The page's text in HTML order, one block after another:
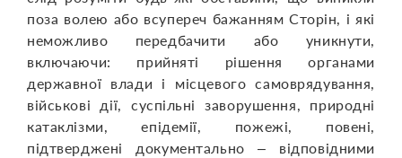
поза волею або всупереч бажанням Сторін, і які
неможливо передбачити або уникнути,
включаючи: прийняті рішення органами
державної влади і місцевого самоврядування,
військові дії, суспільні заворушення, природні
катаклізми, епідемії, пожежі, повені,
підтверджені документально – відповідними